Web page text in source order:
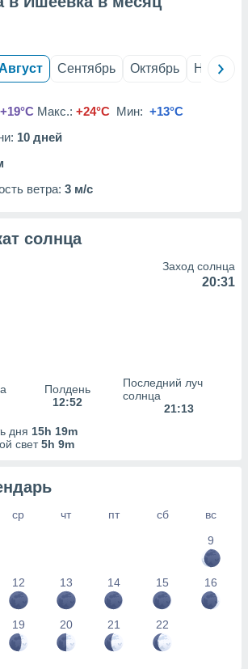
Сентябрь Октябрь Ноябрь
+19°C Макс.: +24°C Мин: +13°C
10 дней
ветра: 3 м/с
солнца
Заход солнца
20:31
Полдень
12:52
Последний луч
солнца
21:13
дня 15h 19m
свет5h 9m
ср чт пт сб
вс
9
12 13 14 15 16
19 20 21 22